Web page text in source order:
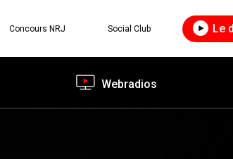
Concours NRJ Social Club Le
Webradios